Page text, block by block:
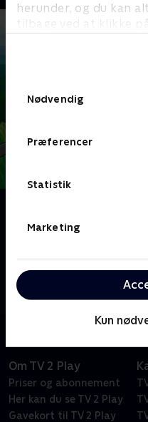
herunder, og du kan
tilbage ved at klikke
Nødvendig
Præferencer
Statistik
Marketing
Kun
En række små tegnefilm
nyt lille dyrebarn og
hverdagens udfordringer.
Om TV 2 Play
Priser og abonnement
Her kan du se TV 2 Play
Gavekort til TV 2 Play